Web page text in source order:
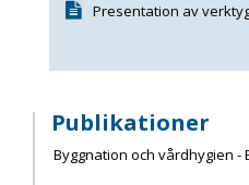
Presentation av
Publikationer
Byggnation och vårdhygien -